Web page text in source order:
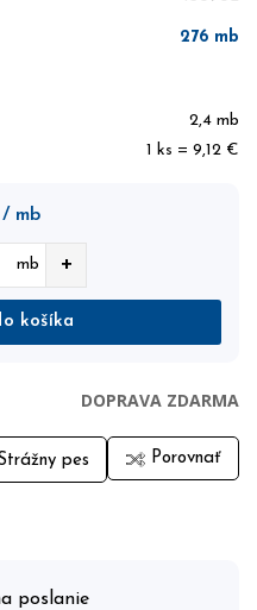
276mb
2,4 mb
1 ks = 9,12 €
/ mb
mb +
košíka
DOPRAVA ZDARMA
pes Porovnať
poslanie